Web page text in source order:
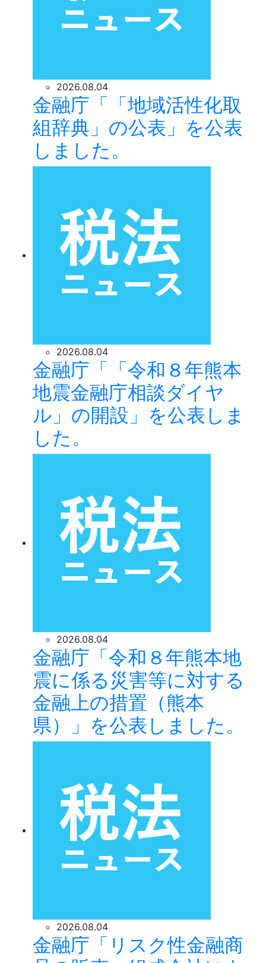
2026.08.04
金融庁「「地域活性化取
組辞典」の公表」を公表
しました。
2026.08.04
金融庁「「令和８年熊本
地震金融庁相談ダイヤ
ル」の開設」を公表しま
した。
2026.08.04
金融庁「令和８年熊本地
震に係る災害等に対する
金融上の措置（熊本
県）」を公表しました。
2026.08.04
金融庁「リスク性金融商